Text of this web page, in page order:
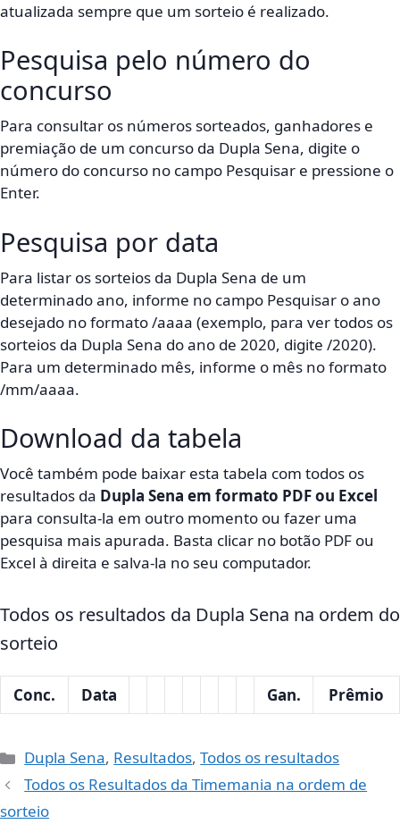
atualizada sempre que um sorteio é realizado.
Pesquisa pelo número do
concurso
Para consultar os números sorteados, ganhadores e
premiação de um concurso da Dupla Sena, digite o
número do concurso no campo Pesquisar e pressione o
Enter.
Pesquisa por data
Para listar os sorteios da Dupla Sena de um
determinado ano, informe no campo Pesquisar o ano
desejado no formato /aaaa (exemplo, para ver todos os
sorteios da Dupla Sena do ano de 2020, digite /2020).
Para um determinado mês, informe o mês no formato
/mm/aaaa.
Download da tabela
Você também pode baixar esta tabela com todos os
resultados da Dupla Sena em formato PDF ou Excel
para consulta-la em outro momento ou fazer uma
pesquisa mais apurada. Basta clicar no botão PDF ou
Excel à direita e salva-la no seu computador.
Todos os resultados da Dupla Sena na ordem do
sorteio
Conc. Data Gan. Prêmio
Categorias
Dupla Sena, Resultados,Todos os resultados
Todos os Resultados da Timemania na ordem de
sorteio